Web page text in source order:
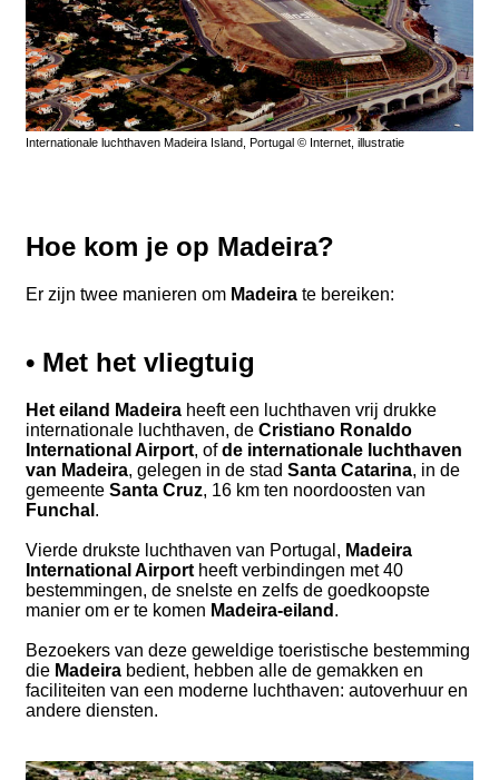
Internationale luchthaven Madeira Island, Portugal © Internet, illustratie
Hoe kom je op Madeira?
Er zijn twee manieren om Madeira te bereiken:
• Met het vliegtuig
Het eiland Madeira heeft een luchthaven vrij drukke
internationale luchthaven, de Cristiano Ronaldo
International Airport, ofde internationale luchthaven
van Madeira, gelegen in de stad Santa Catarina, in de
gemeente Santa Cruz, 16 km ten noordoosten van
Funchal .
Vierde drukste luchthaven van Portugal, Madeira
International Airport heeft verbindingen met 40
bestemmingen, de snelste en zelfs de goedkoopste
manier om er te komen Madeira-eiland .
Bezoekers van deze geweldige toeristische bestemming
die Madeira bedient, hebben alle de gemakken en
faciliteiten van een moderne luchthaven: autoverhuur en
andere diensten.